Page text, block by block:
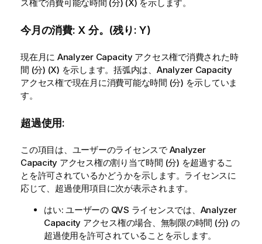
ス権で消費可能な時間 (分) (X) を示します。
今月の消費: X 分。(残り: Y)
現在月に Analyzer Capacity アクセス権で消費された時
間 (分) (X) を示します。括弧内は、Analyzer Capacity
アクセス権で現在月に消費可能な時間 (分) を示していま
す。
超過使用:
この項目は、ユーザーのライセンスで Analyzer
Capacity アクセス権の割り当て時間 (分) を超過するこ
とを許可されているかどうかを示します。ライセンスに
応じて、超過使用項目に次が表示されます。
はい: ユーザーの QVS ライセンスでは、Analyzer
Capacity アクセス権の場合、無制限の時間 (分) の
超過使用を許可されていることを示します。